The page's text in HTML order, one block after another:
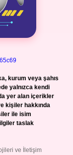
kurum veya şahıs
yalnızca kendi
yer alan içerikler
kişiler hakkında
ile isim
taslak
ve İletişim